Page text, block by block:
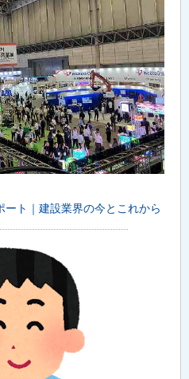
ト｜建設業界の今とこれから